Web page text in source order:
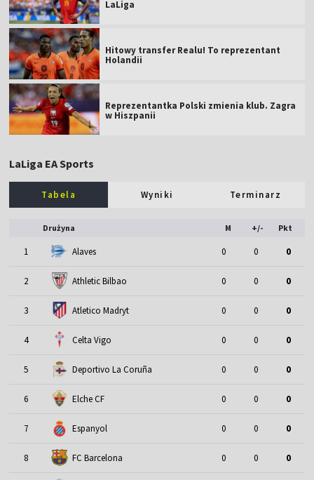
LaLiga
Hitowy transfer Realu! To reprezentant
Holandii
Reprezentantka Polski zmienia klub. Zagra
w Hiszpanii
LaLiga EA Sports
Tabela Wyniki Terminarz
Drużyna M +/- Pkt
1 Alaves 0 0 0
2 Athletic Bilbao 0 0 0
3 Atletico Madryt 0 0 0
4 Celta Vigo 0 0 0
5 Deportivo La Coruña 0 0 0
6 Elche CF 0 0 0
7 Espanyol 0 0 0
8 FC Barcelona 0 0 0